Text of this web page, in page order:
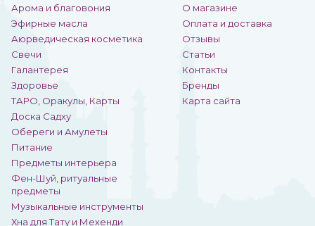
Арома и благовония
Эфирные масла
Аюрведическая косметика
Свечи
Галантерея
Здоровье
ТАРО, Оракулы, Карты
Доска Садху
Обереги и Амулеты
Питание
Предметы интерьера
Фен-Шуй, ритуальные
предметы
Музыкальные инструменты
Хна для Тату и Мехенди
О магазине
Оплата и доставка
Отзывы
Статьи
Контакты
Бренды
Карта сайта